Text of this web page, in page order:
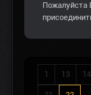
Пожалуйста
1 13 14